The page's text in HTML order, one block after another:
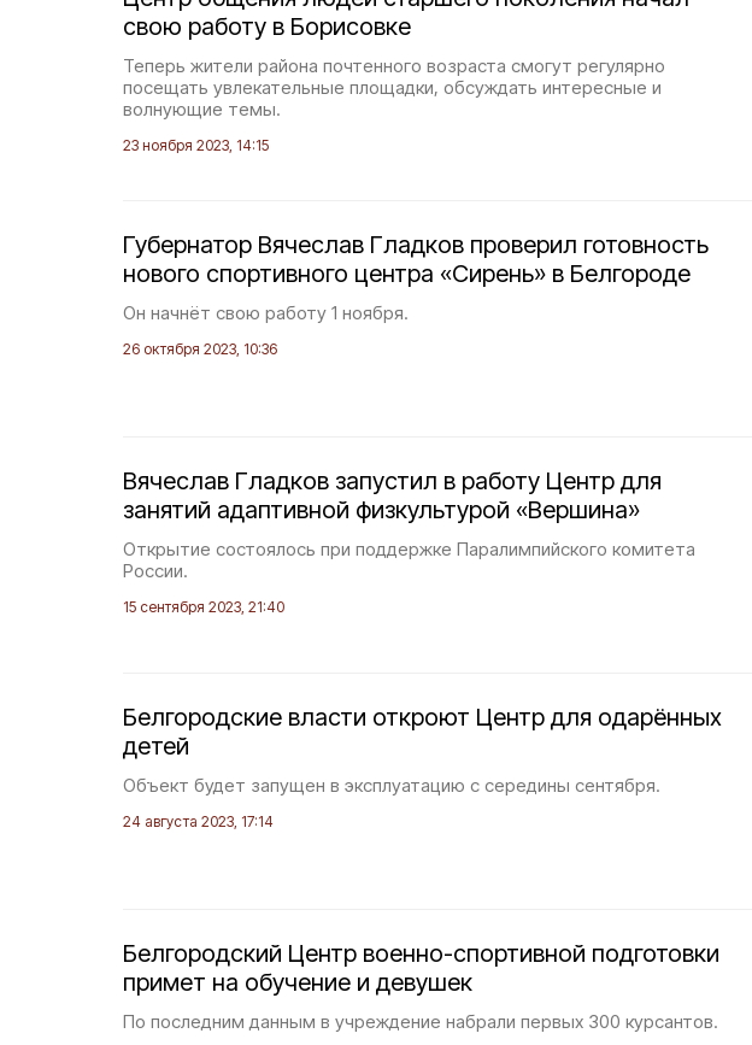
свою работу в Борисовке
Теперь жители района почтенного возраста смогут регулярно
посещать увлекательные площадки, обсуждать интересные и
волнующие темы.
23 ноября 2023, 14:15
Губернатор Вячеслав Гладков проверил готовность
нового спортивного центра «Сирень» в Белгороде
Он начнёт свою работу 1 ноября.
26 октября 2023, 10:36
Вячеслав Гладков запустил в работу Центр для
занятий адаптивной физкультурой «Вершина»
Открытие состоялось при поддержке Паралимпийского комитета
России.
15 сентября 2023, 21:40
Белгородские власти откроют Центр для одарённых
детей
Объект будет запущен в эксплуатацию с середины сентября.
24 августа 2023, 17:14
Белгородский Центр военно-спортивной подготовки
примет на обучение и девушек
По последним данным в учреждение набрали первых 300 курсантов.